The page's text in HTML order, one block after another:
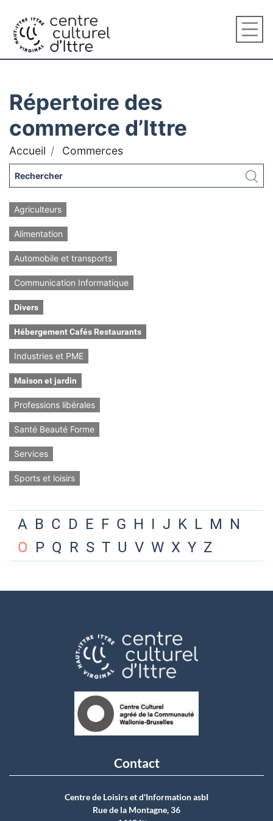
Répertoire des
commerce d’Ittre
Accueil Commerces
Agriculteurs
Alimentation
Automobile et transports
Communication Informatique
Divers
Hébergement Cafés Restaurants
Industries et PME
Maison et jardin
Professions libérales
Santé Beauté Forme
Services
Sports et loisirs
A B C D E F G H I J K L M N
O P Q R S T U V W X Y Z
Contact
Centre de Loisirs et d'Information asbI
Rue de la Montagne, 36